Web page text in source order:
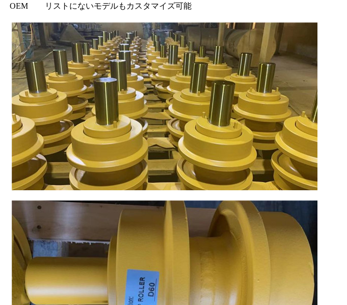
OEM
リストにないモデルもカスタマイズ可能